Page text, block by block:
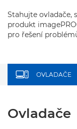
Stahujte ovladače,
produkt
pro řešení
OVLADAČE
Ovladače